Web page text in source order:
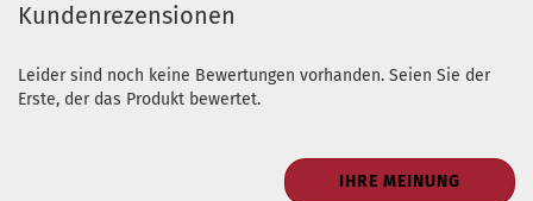
Kundenrezensionen
Leider sind noch keine Bewertungen vorhanden. Seien Sie der
Erste, der das Produkt bewertet.
IHRE MEINUNG